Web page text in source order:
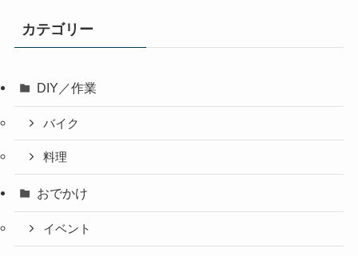
カテゴリー
DIY／作業
バイク
料理
おでかけ
イベント